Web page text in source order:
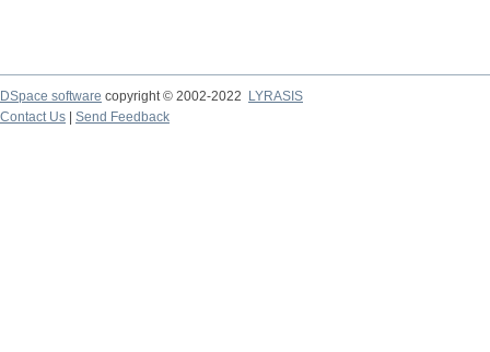
DSpace software copyright © 2002-2022
LYRASIS
Contact Us
Send Feedback